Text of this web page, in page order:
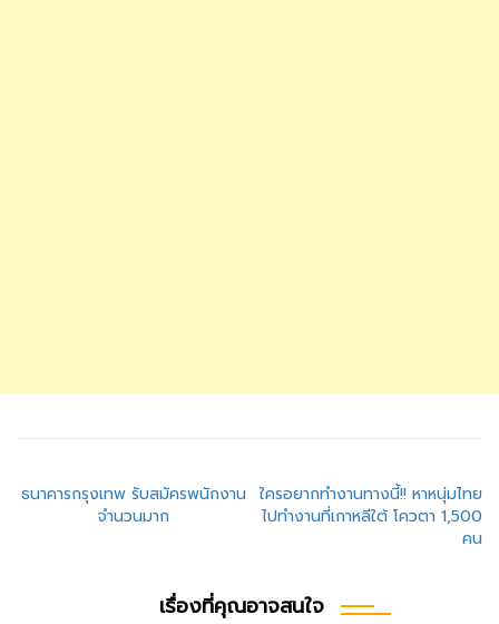
แนะแนว
ธนาคารกรุงเทพ รับสมัครพนักงาน
จำนวนมาก
ใครอยากทำงานทางนี้!! หาหนุ่มไทย
ไปทำงานที่เกาหลีใต้ โควตา 1,500
คน
เรื่องที่คุณอาจสนใจ